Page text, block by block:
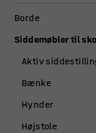
Borde
Siddemøbler til
Aktiv
Bænke
Hynder
Højstole